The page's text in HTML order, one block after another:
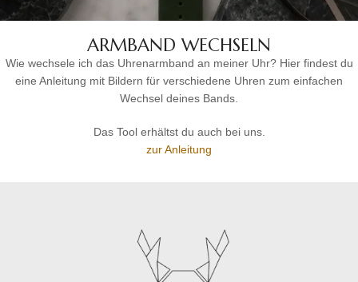
ARMBAND WECHSELN
Wie wechsele ich das Uhrenarmband an meiner Uhr? Hier findest du
eine Anleitung mit Bildern für verschiedene Uhren zum einfachen
Wechsel deines Bands.
Das Tool erhältst du auch bei uns.
zur Anleitung